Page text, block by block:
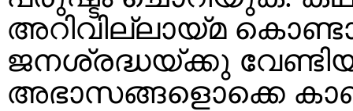
അറിവില്ലായ്മ
ജനശ്രദ്ധയ്ക്കു
അഭാസങ്ങളൊക്കെ